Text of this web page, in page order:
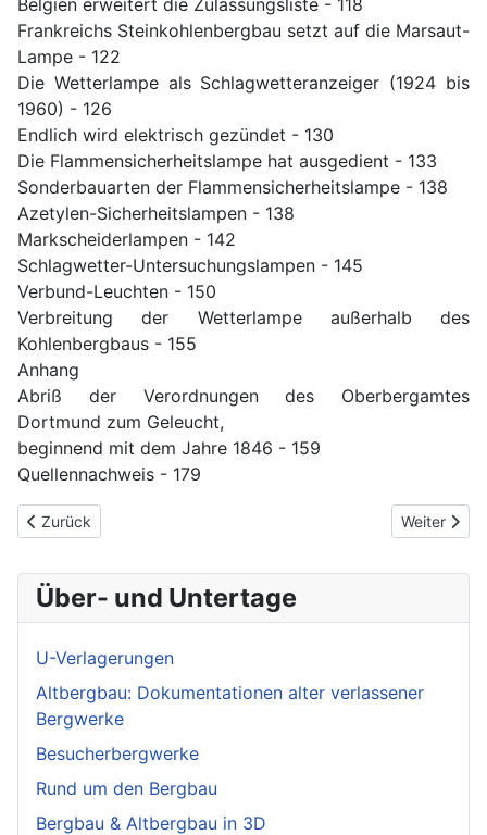
Frankreichs Steinkohlenbergbau setzt auf die Marsaut-
Lampe - 122
Die Wetterlampe als Schlagwetteranzeiger (1924 bis
1960) - 126
Endlich wird elektrisch gezündet - 130
Die Flammensicherheitslampe hat ausgedient - 133
Sonderbauarten der Flammensicherheitslampe - 138
Azetylen-Sicherheitslampen - 138
Markscheiderlampen - 142
Schlagwetter-Untersuchungslampen - 145
Verbund-Leuchten - 150
Verbreitung der Wetterlampe außerhalb des
Kohlenbergbaus - 155
Anhang
Abriß der Verordnungen des Oberbergamtes
Dortmund zum Geleucht,
beginnend mit dem Jahre 1846 - 159
Quellennachweis - 179
Vorheriger Beitrag: Des Bergmanns offenes Geleucht.
Zurück Nächster
Weiter
Über- und Untertage
U-Verlagerungen
Altbergbau: Dokumentationen alter verlassener
Bergwerke
Besucherbergwerke
Rund um den Bergbau
Bergbau & Altbergbau in 3D